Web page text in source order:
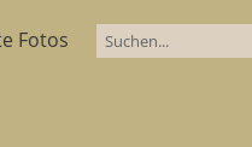
Fotos